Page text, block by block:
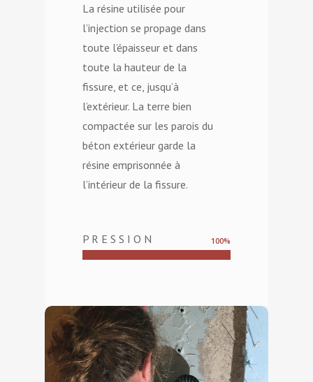
La résine utilisée pour
l’injection se propage dans
toute l’épaisseur et dans
toute la hauteur de la
fissure, et ce, jusqu’à
l’extérieur. La terre bien
compactée sur les parois du
béton extérieur garde la
résine emprisonnée à
l’intérieur de la fissure.
P R E S S I O N 100%